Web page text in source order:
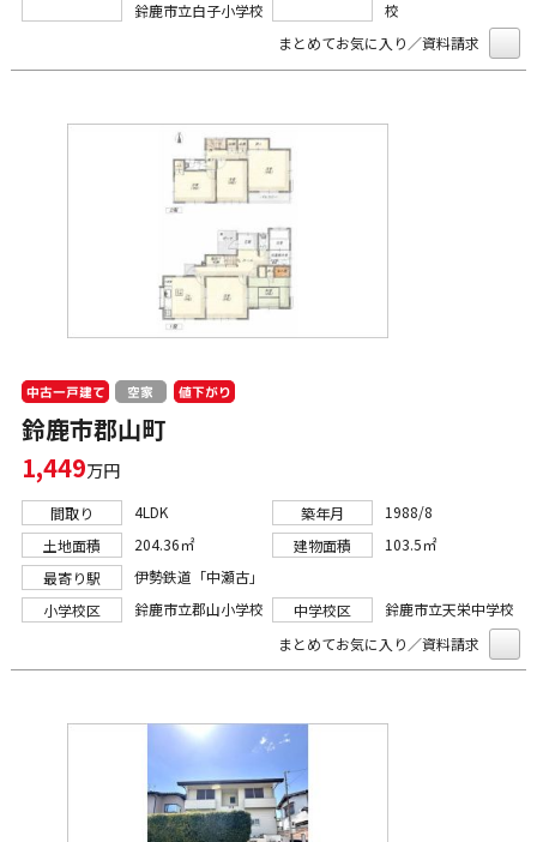
鈴鹿市立白子小学校
校
まとめてお気に入り／資料請求
中古一戸建て 空家 値下がり
鈴鹿市郡山町
1,449万円
間取り 4LDK 築年月
1988/8
土地面積
204.36㎡ 建物面積
103.5㎡
最寄り駅
伊勢鉄道「中瀬古」
小学校区
鈴鹿市立郡山小学校 中学校区
鈴鹿市立天栄中学校
まとめてお気に入り／資料請求